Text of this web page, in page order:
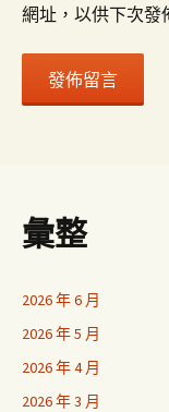
網址，以供下次發
彙整
2026 年 6 月
2026 年 5 月
2026 年 4 月
2026 年 3 月